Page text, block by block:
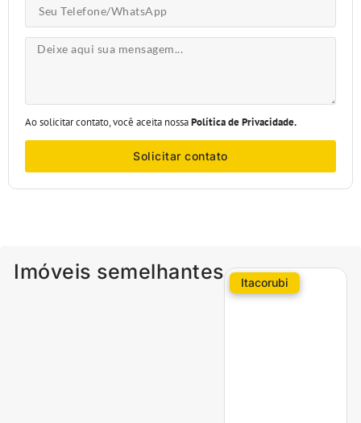
Ao solicitar contato, você aceita nossaPolítica de Privacidade.
Solicitar contato
Imóveis semelhantes Itacorubi